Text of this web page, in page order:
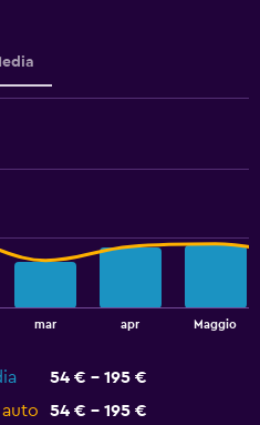
mar apr Maggio
54 € - 195 €
54 € - 195 €